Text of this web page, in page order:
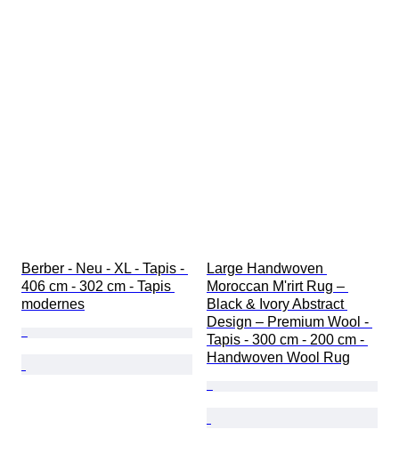
Berber - Neu - XL - Tapis -
406 cm - 302 cm - Tapis
modernes
Large Handwoven
Moroccan M'rirt Rug –
Black & Ivory Abstract
Design – Premium Wool -
Tapis - 300 cm - 200 cm -
Handwoven Wool Rug